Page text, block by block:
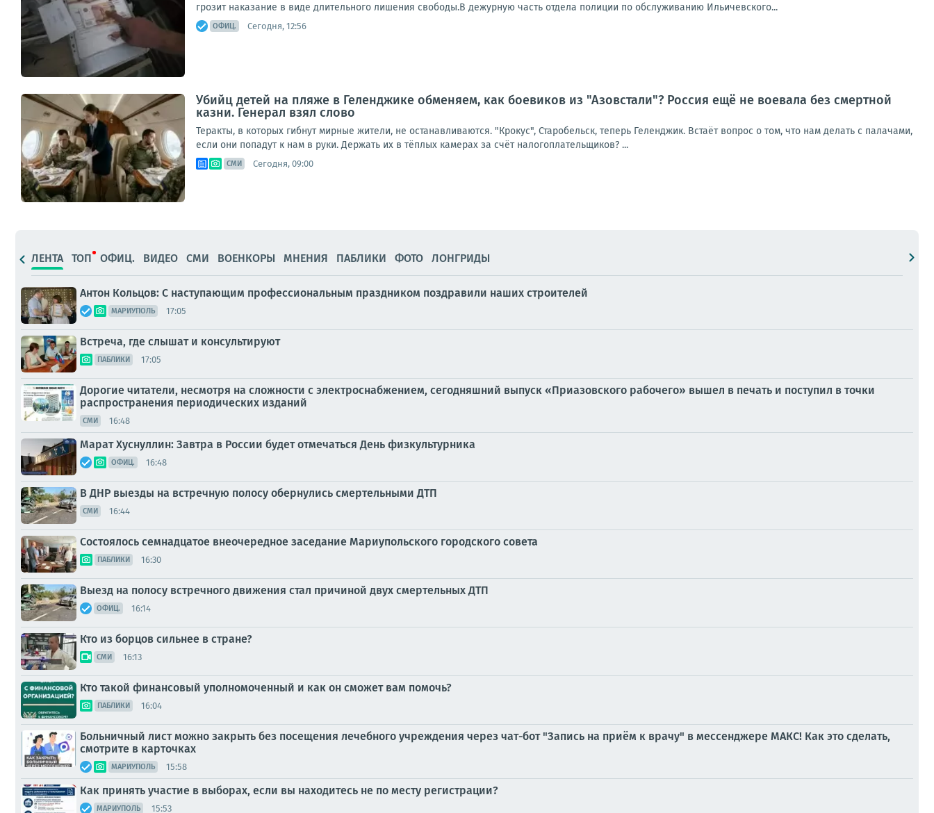
грозит наказание в виде длительного лишения свободы.В дежурную часть отдела полиции по обслуживанию Ильичевского...
ОФИЦ. Сегодня, 12:56
Убийц детей на пляже в Геленджике обменяем, как боевиков из "Азовстали"? Россия ещё не воевала без смертной
казни. Генерал взял слово
Теракты, в которых гибнут мирные жители, не останавливаются. "Крокус", Старобельск, теперь Геленджик. Встаёт вопрос о том, что нам делать с палачами,
если они попадут к нам в руки. Держать их в тёплых камерах за счёт налогоплательщиков? ...
СМИ Сегодня, 09:00
ЛЕНТА ТОП ОФИЦ. ВИДЕО СМИ ВОЕНКОРЫ МНЕНИЯ ПАБЛИКИ ФОТО ЛОНГРИДЫ
Антон Кольцов: С наступающим профессиональным праздником поздравили наших строителей
МАРИУПОЛЬ 17:05
Встреча, где слышат и консультируют
ПАБЛИКИ 17:05
Дорогие читатели, несмотря на сложности с электроснабжением, сегодняшний выпуск «Приазовского рабочего» вышел в печать и поступил в точки
распространения периодических изданий
СМИ 16:48
Марат Хуснуллин: Завтра в России будет отмечаться День физкультурника
ОФИЦ. 16:48
В ДНР выезды на встречную полосу обернулись смертельными ДТП
СМИ 16:44
Состоялось семнадцатое внеочередное заседание Мариупольского городского совета
ПАБЛИКИ 16:30
Выезд на полосу встречного движения стал причиной двух смертельных ДТП
ОФИЦ. 16:14
Кто из борцов сильнее в стране?
СМИ 16:13
Кто такой финансовый уполномоченный и как он сможет вам помочь?
ПАБЛИКИ 16:04
Больничный лист можно закрыть без посещения лечебного учреждения через чат-бот "Запись на приём к врачу" в мессенджере МАКС! Как это сделать,
смотрите в карточках
МАРИУПОЛЬ 15:58
Как принять участие в выборах, если вы находитесь не по месту регистрации?
МАРИУПОЛЬ 15:53